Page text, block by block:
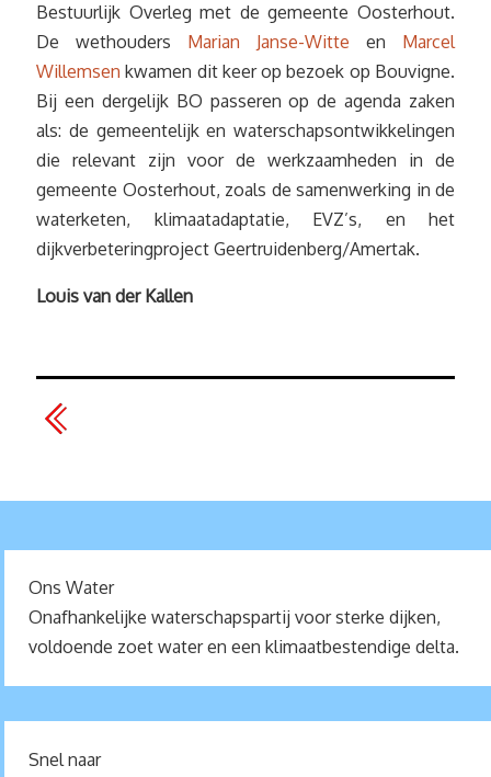
Bestuurlijk Overleg met de gemeente Oosterhout.
De wethouders Marian Janse-Witte en Marcel
Willemsen kwamen dit keer op bezoek op Bouvigne.
Bij een dergelijk BO passeren op de agenda zaken
als: de gemeentelijk en waterschapsontwikkelingen
die relevant zijn voor de werkzaamheden in de
gemeente Oosterhout, zoals de samenwerking in de
waterketen, klimaatadaptatie, EVZ’s, en het
dijkverbeteringproject Geertruidenberg/Amertak.
Louis van der Kallen
Ons Water
Onafhankelijke waterschapspartij voor sterke dijken,
voldoende zoet water en een klimaatbestendige delta.
Snel naar